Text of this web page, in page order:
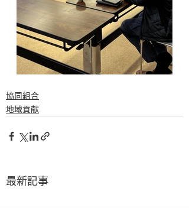
協同組合
地域貢献
最新記事